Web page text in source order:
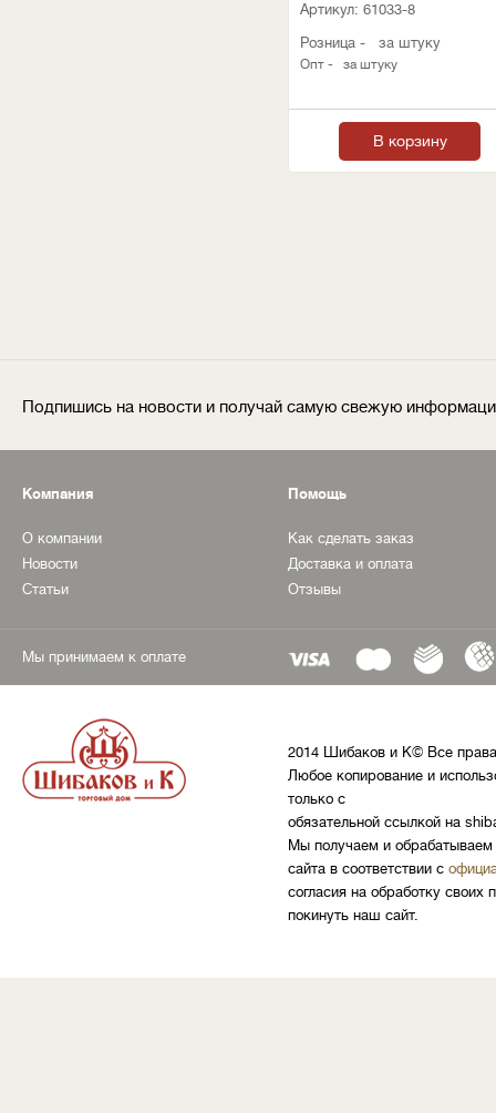
Артикул: 61033-8
Розница -
за штуку
Опт - за штуку
В корзину
Подпишись на новости и получай самую свежую
Компания
О компании
Новости
Статьи
Помощь
Как сделать заказ
Доставка и оплата
Отзывы
Мы принимаем к оплате
2014 Шибаков и К© Все
Любое копирование и
только с
обязательной ссылкой на
Мы получаем и обрабатываем
сайта в соответствии с
согласия на обработку
покинуть наш сайт.